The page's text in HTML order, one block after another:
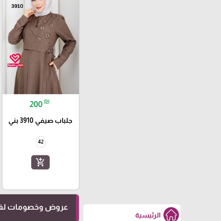
الرئيسية
200 ₪
جلباب صيفي 3910 بني
42
add_shopping_cart
عروض وخصومات